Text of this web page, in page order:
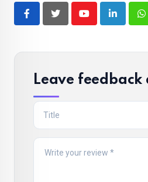
YoutubeLinkedIn
Leave feedback